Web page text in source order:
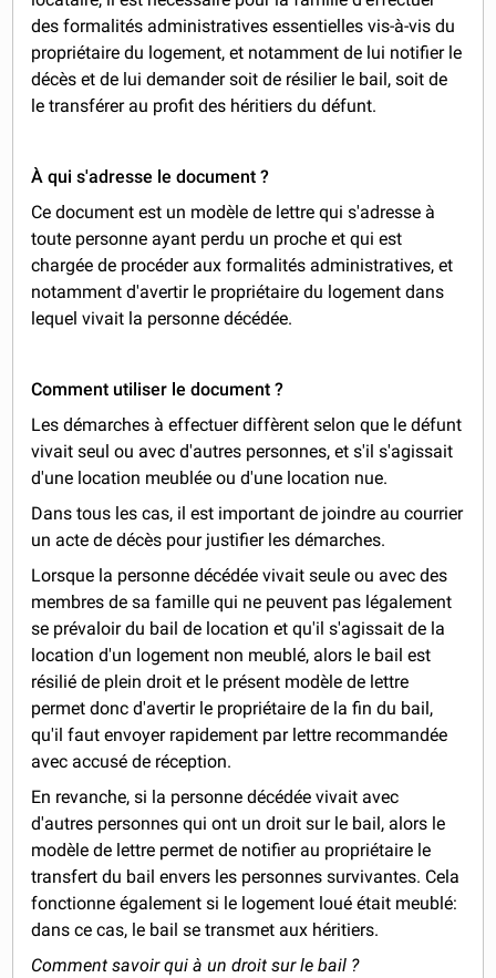
des formalités administratives essentielles vis-à-vis du
propriétaire du logement, et notamment de lui notifier le
décès et de lui demander soit de résilier le bail, soit de
le transférer au profit des héritiers du défunt.
À qui s'adresse le document ?
Ce document est un modèle de lettre qui s'adresse à
toute personne ayant perdu un proche et qui est
chargée de procéder aux formalités administratives, et
notamment d'avertir le propriétaire du logement dans
lequel vivait la personne décédée.
Comment utiliser le document ?
Les démarches à effectuer diffèrent selon que le défunt
vivait seul ou avec d'autres personnes, et s'il s'agissait
d'une location meublée ou d'une location nue.
Dans tous les cas, il est important de joindre au courrier
un acte de décès pour justifier les démarches.
Lorsque la personne décédée vivait seule ou avec des
membres de sa famille qui ne peuvent pas légalement
se prévaloir du bail de location et qu'il s'agissait de la
location d'un logement non meublé, alors le bail est
résilié de plein droit et le présent modèle de lettre
permet donc d'avertir le propriétaire de la fin du bail,
qu'il faut envoyer rapidement par lettre recommandée
avec accusé de réception.
En revanche, si la personne décédée vivait avec
d'autres personnes qui ont un droit sur le bail, alors le
modèle de lettre permet de notifier au propriétaire le
transfert du bail envers les personnes survivantes. Cela
fonctionne également si le logement loué était meublé:
dans ce cas, le bail se transmet aux héritiers.
Comment savoir qui à un droit sur le bail ?